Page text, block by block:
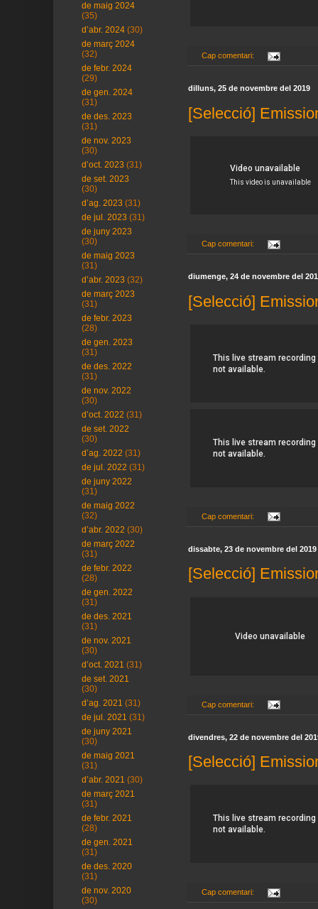
Cap comentari:
dilluns, 25 de novembre del 2019
[Selecció]
Cap comentari:
diumenge, 24 de novembre del
[Selecció]
Cap comentari:
dissabte, 23 de novembre del 2019
[Selecció]
Cap comentari:
divendres, 22 de novembre del
[Selecció]
Cap comentari:
de maig 2024
(35)
d’abr. 2024 (30)
de març 2024
(32)
de febr. 2024
(29)
de gen. 2024
(31)
de des. 2023
(31)
de nov. 2023
(30)
d’oct. 2023 (31)
de set. 2023
(30)
d’ag. 2023 (31)
de jul. 2023 (31)
de juny 2023
(30)
de maig 2023
(31)
d’abr. 2023 (32)
de març 2023
(31)
de febr. 2023
(28)
de gen. 2023
(31)
de des. 2022
(31)
de nov. 2022
(30)
d’oct. 2022 (31)
de set. 2022
(30)
d’ag. 2022 (31)
de jul. 2022 (31)
de juny 2022
(31)
de maig 2022
(32)
d’abr. 2022 (30)
de març 2022
(31)
de febr. 2022
(28)
de gen. 2022
(31)
de des. 2021
(31)
de nov. 2021
(30)
d’oct. 2021 (31)
de set. 2021
(30)
d’ag. 2021 (31)
de jul. 2021 (31)
de juny 2021
(30)
de maig 2021
(31)
d’abr. 2021 (30)
de març 2021
(31)
de febr. 2021
(28)
de gen. 2021
(31)
de des. 2020
(31)
de nov. 2020
(30)